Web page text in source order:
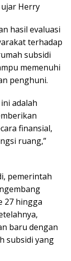
ujar Herry
hasil evaluasi
terhadap
subsidi
memenuhi
penghuni.
adalah
finansial,
ruang,”
pemerintah
27 hingga
baru dengan
subsidi yang